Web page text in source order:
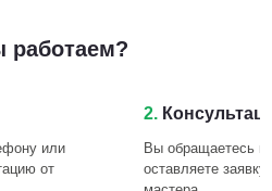
работаем?
или
от
2.
Вы обращаетесь
оставляете